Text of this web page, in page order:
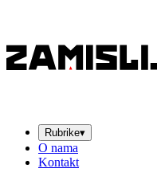
Rubrike▾
O nama
Kontakt